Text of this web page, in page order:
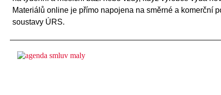
Materiálů online je přímo napojena na směrné a komerční
soustavy ÚRS.